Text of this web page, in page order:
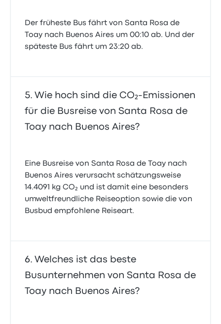
Der früheste Bus fährt von Santa Rosa de
Toay nach Buenos Aires um 00:10 ab. Und der
späteste Bus fährt um 23:20 ab.
Wie hoch sind die CO₂-Emissionen
für die Busreise von Santa Rosa de
Toay nach Buenos Aires?
Eine Busreise von Santa Rosa de Toay nach
Buenos Aires verursacht schätzungsweise
14.4091 kg CO₂ und ist damit eine besonders
umweltfreundliche Reiseoption sowie die von
Busbud empfohlene Reiseart.
Welches ist das beste
Busunternehmen von Santa Rosa de
Toay nach Buenos Aires?